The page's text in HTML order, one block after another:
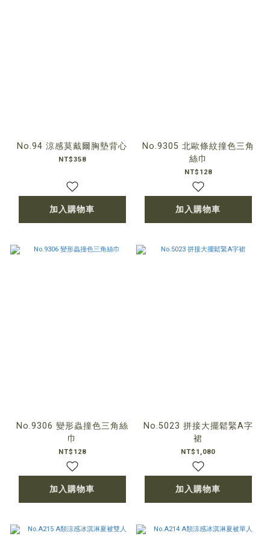
No.94 涼感莫戴爾胸墊背心
NT$358
加入購物車
No.9305 北歐條紋撞色三角
絲巾
NT$128
加入購物車
No.9306 變形蟲撞色三角絲
巾
NT$128
加入購物車
No.5023 拼接大擺鬆緊A字
裙
NT$1,080
加入購物車